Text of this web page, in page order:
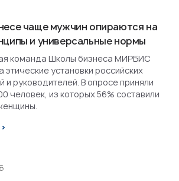
чаще мужчин опираются на
и универсальные нормы
команда Школы бизнеса МИРБИС
установки российских
и руководителей. В опросе приняли
человек, из которых 56% составили